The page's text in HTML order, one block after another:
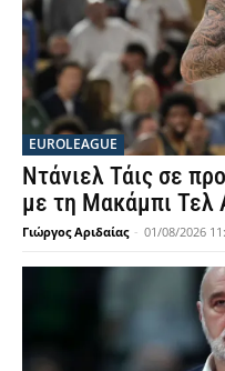
EUROLEAGUE
Ντάνιελ Τάις σε
με τη Μακάμπι Τελ
Γιώργος Αριδαίας - 01/08/2026